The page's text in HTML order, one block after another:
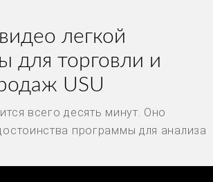
легкой
для торговли и
USU
всего десять минут. Оно
программы для анализа